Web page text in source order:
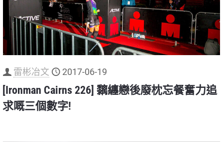
雷彬冶文 2017-06-19
[Ironman Cairns 226] 黐纏戀後廢枕忘餐奮力追
求嘅三個數字!